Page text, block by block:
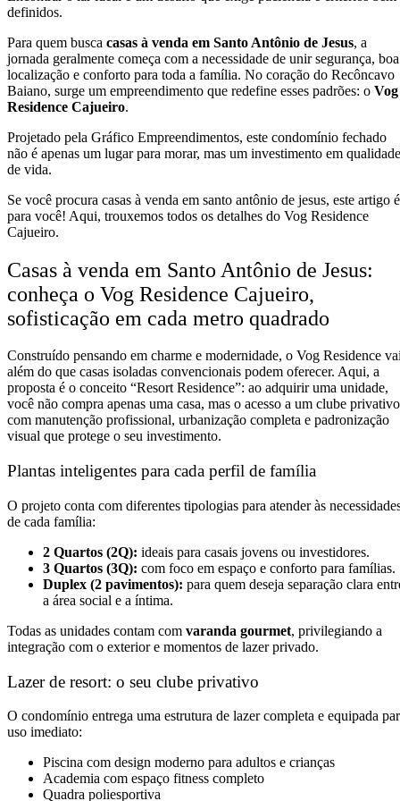
definidos.
Para quem busca casas à venda em Santo Antônio de Jesus, a
jornada geralmente começa com a necessidade de unir segurança, boa
localização e conforto para toda a família. No coração do Recôncavo
Baiano, surge um empreendimento que redefine esses padrões: o Vog
Residence Cajueiro.
Projetado pela Gráfico Empreendimentos, este condomínio fechado
não é apenas um lugar para morar, mas um investimento em qualidade
de vida.
Se você procura casas à venda em santo antônio de jesus, este artigo é
para você! Aqui, trouxemos todos os detalhes do Vog Residence
Cajueiro.
Casas à venda em Santo Antônio de Jesus:
conheça o Vog Residence Cajueiro,
sofisticação em cada metro quadrado
Construído pensando em charme e modernidade, o Vog Residence
além do que casas isoladas convencionais podem oferecer. Aqui, a
proposta é o conceito “Resort Residence”: ao adquirir uma unidade,
você não compra apenas uma casa, mas o acesso a um clube privativo
com manutenção profissional, urbanização completa e padronização
visual que protege o seu investimento.
Plantas inteligentes para cada perfil de família
O projeto conta com diferentes tipologias para atender às
de cada família:
2 Quartos (2Q): ideais para casais jovens ou investidores.
3 Quartos (3Q): com foco em espaço e conforto para famílias.
Duplex (2 pavimentos): para quem deseja separação clara
a área social e a íntima.
Todas as unidades contam com varanda gourmet, privilegiando a
integração com o exterior e momentos de lazer privado.
Lazer de resort: o seu clube privativo
O condomínio entrega uma estrutura de lazer completa e equipada
uso imediato:
Piscina com design moderno para adultos e crianças
Academia com espaço fitness completo
Quadra poliesportiva